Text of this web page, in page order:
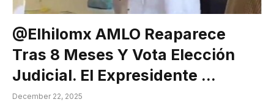
@elhilomx AMLO Reaparece
Tras 8 Meses Y Vota Elección
Judicial. El Expresidente …
December 22, 2025